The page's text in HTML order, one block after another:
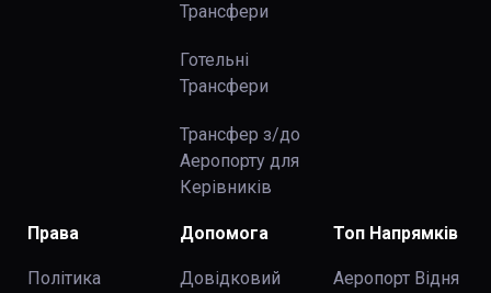
Трансфери
Готельні
Трансфери
Трансфер з/до
Аеропорту для
Керівників
Права
Політика
Допомога
Довідковий
Топ Напрямків
Аеропорт Відня